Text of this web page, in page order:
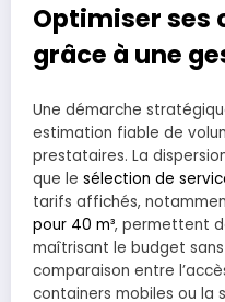
Optimiser ses
grâce à une
Une démarche
estimation fiable de
prestataires. La
que le sélection de
tarifs affichés,
pour 40 m³, permettent
maîtrisant le budget
comparaison entre
containers mobiles ou la